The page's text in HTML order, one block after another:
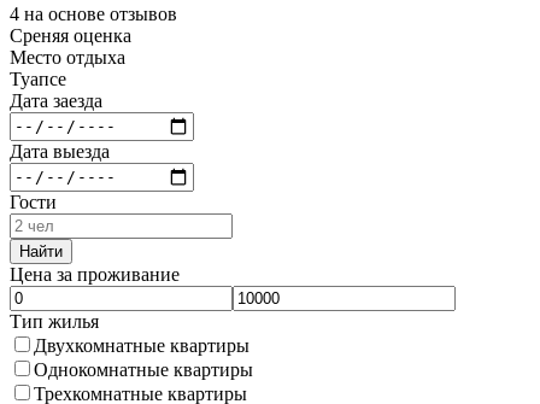
4 на основе отзывов
Среняя оценка
Место отдыха
Туапсе
Дата заезда
Дата выезда
Гости
Найти
Цена за проживание
Тип жилья
Двухкомнатные квартиры
Однокомнатные квартиры
Трехкомнатные квартиры